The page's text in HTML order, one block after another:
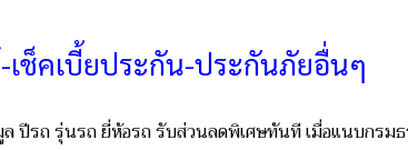
ช็คเบี้ยประกัน-ประกันภัยอื่นๆ
ปีรถ รุ่นรถ ยี่ห้อรถ รับส่วนลดพิเศษทันที เมื่อแนบกรม